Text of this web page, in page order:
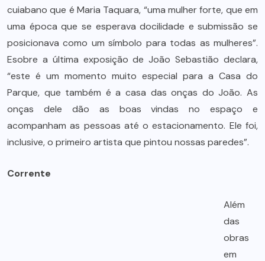
cuiabano que é Maria Taquara, “uma mulher forte, que em
uma época que se esperava docilidade e submissão se
posicionava como um símbolo para todas as mulheres”.
Esobre a última exposição de João Sebastião declara,
“este é um momento muito especial para a Casa do
Parque, que também é a casa das onças do João. As
onças dele dão as boas vindas no espaço e
acompanham as pessoas até o estacionamento. Ele foi,
inclusive, o primeiro artista que pintou nossas paredes”.
Corrente
Além
das
obras
em